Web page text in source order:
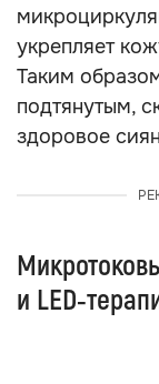
укрепляет
Таким
подтянутым,
здоровое
и